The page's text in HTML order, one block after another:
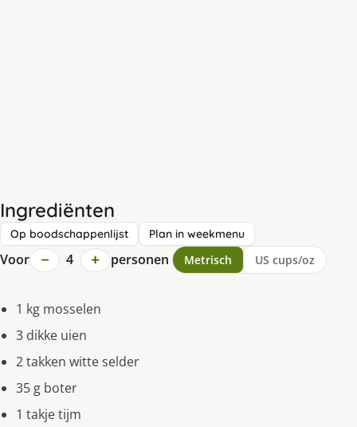
Ingrediënten
Op boodschappenlijst Plan in weekmenu
Voor − 4 + personen Metrisch US cups/oz
1 kg mosselen
3 dikke uien
2 takken witte selder
35 g boter
1 takje tijm